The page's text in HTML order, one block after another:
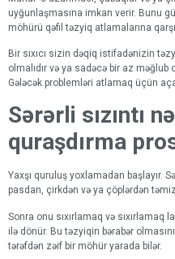
uyğunlaşmasına imkan verir. Bunu
möhürü qəfil təzyiq atlamalarına qarşı
Bir sıxıcı sizin dəqiq istifadənizin
olmalıdır və ya sadəcə bir az məğlub
Gələcək problemləri atlamaq üçün
Sərərli sızıntı
quraşdırma
Yaxşı quruluş yoxlamadan başlayır.
pasdan, çirkdən və ya çöplərdən
Sonra onu sıxırlamaq və sıxırlamaq
ilə dönür. Bu təzyiqin bərabər
tərəfdən zəif bir möhür yarada bilər.